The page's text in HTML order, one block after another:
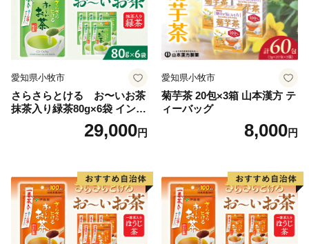
愛知県小牧市
さらさらとける お〜いお茶
抹茶入り緑茶80g×6袋 インス
タント緑茶 粉末緑茶 粉末茶
おーいお茶 粉末緑茶29,000円
愛知県小牧市
菊芋茶 20包×3箱 山本漢方 テ
ィーバッグ
8,000円